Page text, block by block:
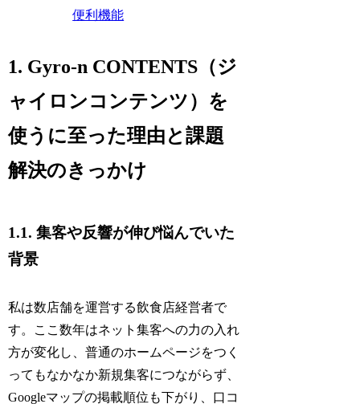
便利機能
1. Gyro-n CONTENTS（ジ
ャイロンコンテンツ）を
使うに至った理由と課題
解決のきっかけ
1.1. 集客や反響が伸び悩んでいた
背景
私は数店舗を運営する飲食店経営者で
す。ここ数年はネット集客への力の入れ
方が変化し、普通のホームページをつく
ってもなかなか新規集客につながらず、
Googleマップの掲載順位も下がり、口コ